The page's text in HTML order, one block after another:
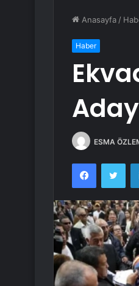
Anasayfa /
Haber
ESMA
Facebook